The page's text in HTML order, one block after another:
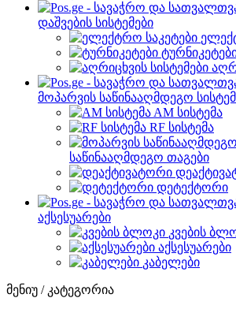
დაშვების სისტემები
მოპარვის საწინააღმდეგო
AM სისტემა
RF სისტემა
საწინააღმდეგო თაგები
დეტექტორი
აქსესუარები
კვების
აქსესუარები
კაბელები
მენიუ / კატეგორია